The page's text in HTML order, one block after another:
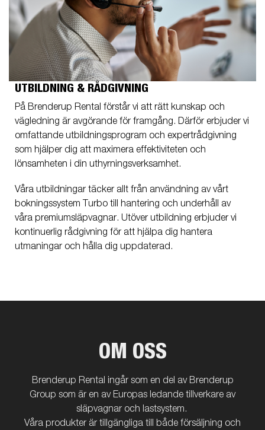
UTBILDNING & RÅDGIVNING
På Brenderup Rental förstår vi att rätt kunskap och
vägledning är avgörande för framgång. Därför erbjuder vi
omfattande utbildningsprogram och expertrådgivning
som hjälper dig att maximera effektiviteten och
lönsamheten i din uthyrningsverksamhet.
Våra utbildningar täcker allt från användning av vårt
bokningssystem Turbo till hantering och underhåll av
våra premiumsläpvagnar. Utöver utbildning erbjuder vi
kontinuerlig rådgivning för att hjälpa dig hantera
utmaningar och hålla dig uppdaterad.
OM OSS
Brenderup Rental ingår som en del av Brenderup
Group som är en av Europas ledande tillverkare av
släpvagnar och lastsystem.
Våra produkter är tillgängliga till både försäljning och